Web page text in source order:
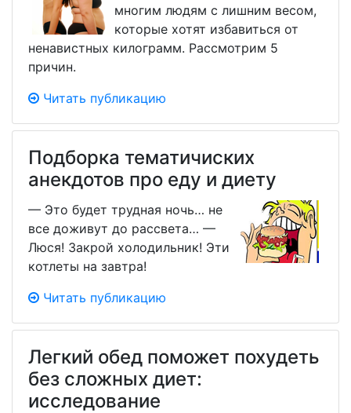
многим людям с лишним весом,
которые хотят избавиться от
ненавистных килограмм. Рассмотрим 5
причин.
Читать публикацию
Подборка тематичиских
анекдотов про еду и диету
— Это будет трудная ночь… не
все доживут до рассвета… —
Люся! Закрой холодильник! Эти
котлеты на завтра!
Читать публикацию
Легкий обед поможет похудеть
без сложных диет:
исследование